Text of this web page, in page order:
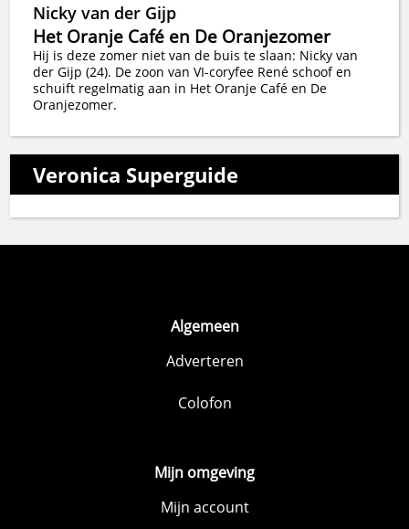
Nicky van der Gijp
Het Oranje Café en De Oranjezomer
Hij is deze zomer niet van de buis te slaan: Nicky van
der Gijp (24). De zoon van VI-coryfee René schoof en
schuift regelmatig aan in Het Oranje Café en De
Oranjezomer.
Veronica Superguide
Algemeen
Adverteren
Colofon
Mijn omgeving
Mijn account